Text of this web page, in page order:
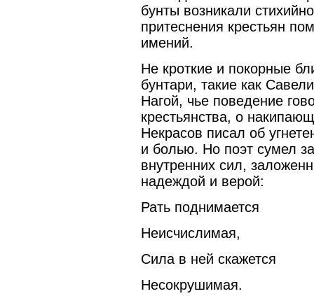
бунты возникали
притеснения крестьян
имений.
Не кроткие и покорные
бунтари, такие как
Нагой, чье поведение
крестьянства, о
Некрасов писал об
и болью. Но поэт сумел
внутренних сил,
надеждой и верой:
Рать поднимается
Неисчислимая,
Сила в ней скажется
Несокрушимая.